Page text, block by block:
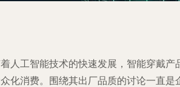
人工智能技术的快速发展，智能穿戴产
化消费。围绕其出厂品质的讨论一直是